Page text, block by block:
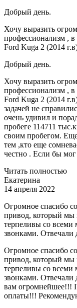
Добрый день.
Хочу выразить
профессионализм ,
Ford Kuga 2 (2014
Добрый день.
Хочу выразить
профессионализм ,
Ford Kuga 2 (2014
задачей не
очень удивил и
пробеге 114711
своим пробегом.
тем ,кто еще
честно . Если бы
Читать полностью
Екатерина
14 апреля 2022
Огромное спасибо
привод, который мы
терпеливы со
звонками. Отвечали
Огромное спасибо
привод, который мы
терпеливы со
звонками. Отвечали
вам огромнейшее!!!
оплаты!!!